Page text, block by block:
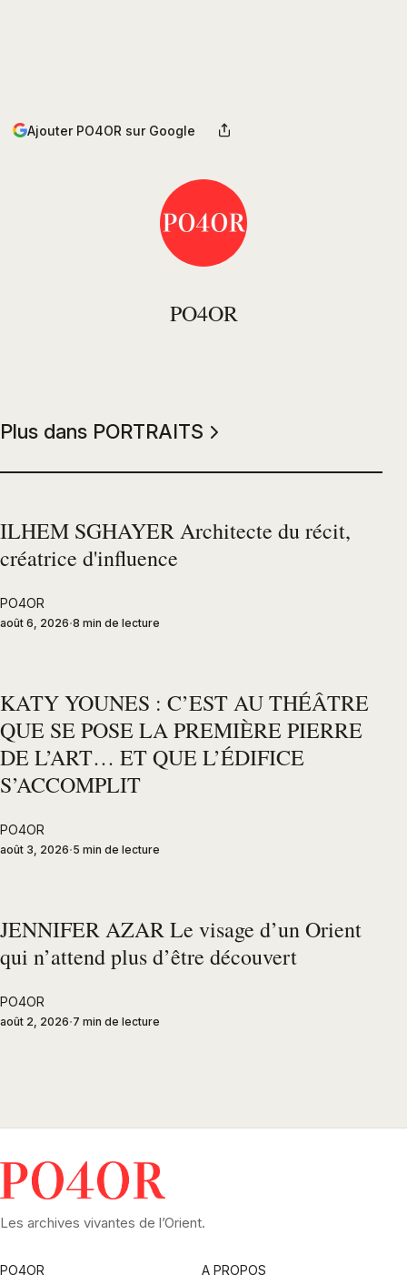
Ajouter PO4OR sur Google
PO4OR
Plus dans PORTRAITS
ILHEM SGHAYER Architecte du récit,
créatrice d'influence
PO4OR
août 6, 2026 8 min de lecture
KATY YOUNES : C’EST AU THÉÂTRE
QUE SE POSE LA PREMIÈRE PIERRE
DE L’ART… ET QUE L’ÉDIFICE
S’ACCOMPLIT
PO4OR
août 3, 2026 5 min de lecture
JENNIFER AZAR Le visage d’un Orient
qui n’attend plus d’être découvert
PO4OR
août 2, 2026 7 min de lecture
Les archives vivantes de l’Orient.
PO4OR A PROPOS